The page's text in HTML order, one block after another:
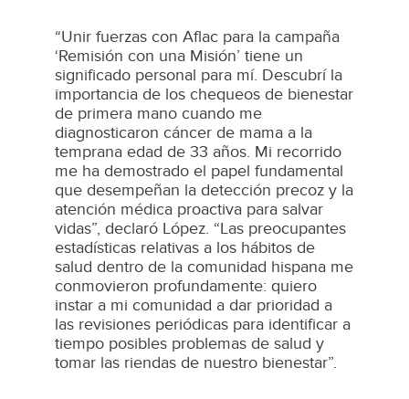
“Unir fuerzas con Aflac para la campaña
‘Remisión con una Misión’ tiene un
significado personal para mí. Descubrí la
importancia de los chequeos de bienestar
de primera mano cuando me
diagnosticaron cáncer de mama a la
temprana edad de 33 años. Mi recorrido
me ha demostrado el papel fundamental
que desempeñan la detección precoz y la
atención médica proactiva para salvar
vidas”, declaró López. “Las preocupantes
estadísticas relativas a los hábitos de
salud dentro de la comunidad hispana me
conmovieron profundamente: quiero
instar a mi comunidad a dar prioridad a
las revisiones periódicas para identificar a
tiempo posibles problemas de salud y
tomar las riendas de nuestro bienestar”.